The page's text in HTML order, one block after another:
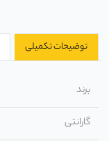
توضیحات تکمیلی
برند
گارانتی